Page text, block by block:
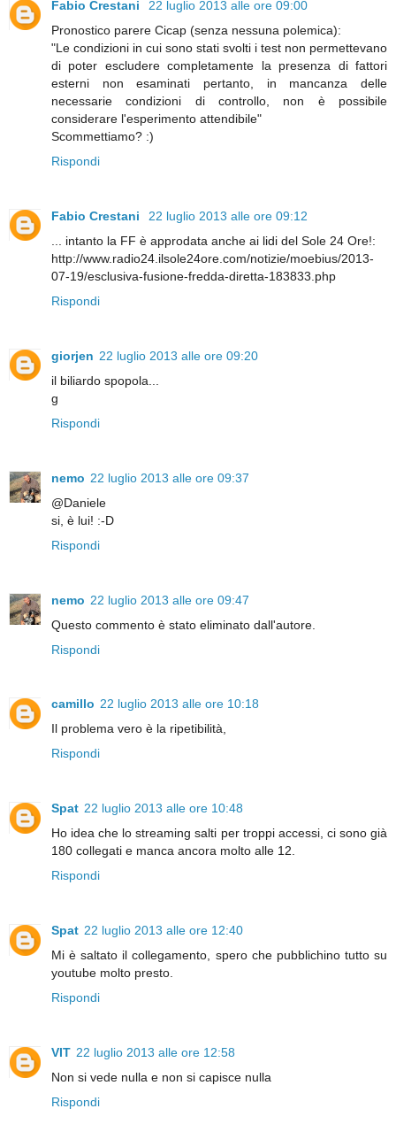
Fabio Crestani
22 luglio 2013 alle ore 09:00
Pronostico parere Cicap (senza nessuna polemica):
"Le condizioni in cui sono stati svolti i test non permettevano
di poter escludere completamente la presenza di fattori
esterni non esaminati pertanto, in mancanza delle
necessarie condizioni di controllo, non è possibile
considerare l'esperimento attendibile"
Scommettiamo? :)
Rispondi
Fabio Crestani
22 luglio 2013 alle ore 09:12
... intanto la FF è approdata anche ai lidi del Sole 24 Ore!:
http://www.radio24.ilsole24ore.com/notizie/moebius/2013-
07-19/esclusiva-fusione-fredda-diretta-183833.php
Rispondi
giorjen 22 luglio 2013 alle ore 09:20
il biliardo spopola...
g
Rispondi
nemo 22 luglio 2013 alle ore 09:37
@Daniele
si, è lui! :-D
Rispondi
nemo 22 luglio 2013 alle ore 09:47
Questo commento è stato eliminato dall'autore.
Rispondi
camillo 22 luglio 2013 alle ore 10:18
Il problema vero è la ripetibilità,
Rispondi
Spat 22 luglio 2013 alle ore 10:48
Ho idea che lo streaming salti per troppi accessi, ci sono già
180 collegati e manca ancora molto alle 12.
Rispondi
Spat 22 luglio 2013 alle ore 12:40
Mi è saltato il collegamento, spero che pubblichino tutto su
youtube molto presto.
Rispondi
VIT 22 luglio 2013 alle ore 12:58
Non si vede nulla e non si capisce nulla
Rispondi